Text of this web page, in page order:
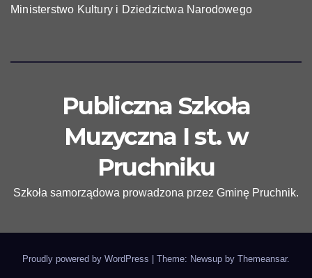
Ministerstwo Kultury i Dziedzictwa Narodowego
Publiczna Szkoła
Muzyczna I st. w
Pruchniku
Szkoła samorządowa prowadzona przez Gminę Pruchnik.
Proudly powered by WordPress Theme: Newsup by Themeansar.